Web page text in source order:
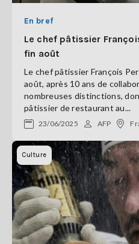
En bref
Le chef pâtissier
fin août
Le chef pâtissier François
août, après 10 ans de
nombreuses distinctions,
pâtissier de restaurant au...
23/06/2025 AFP
Culture